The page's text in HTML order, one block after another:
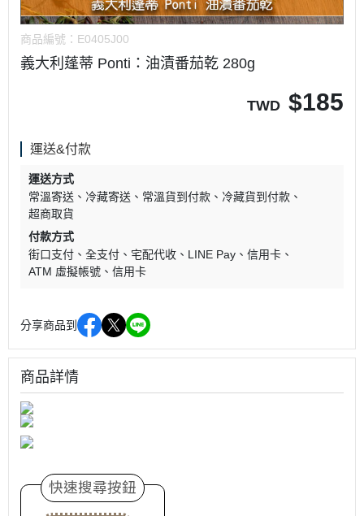
商品編號： E0405J00
義大利蓬蒂 Ponti：油漬番茄乾 280g
TWD $185
運送&付款
運送方式
常溫寄送
冷藏寄送 常溫貨到付款
冷藏貨到付款
超商取貨
付款方式
街口支付
全支付 宅配代收 LINE Pay
信用卡
ATM 虛擬帳號
信用卡
分享商品到
商品詳情
快速搜尋按鈕